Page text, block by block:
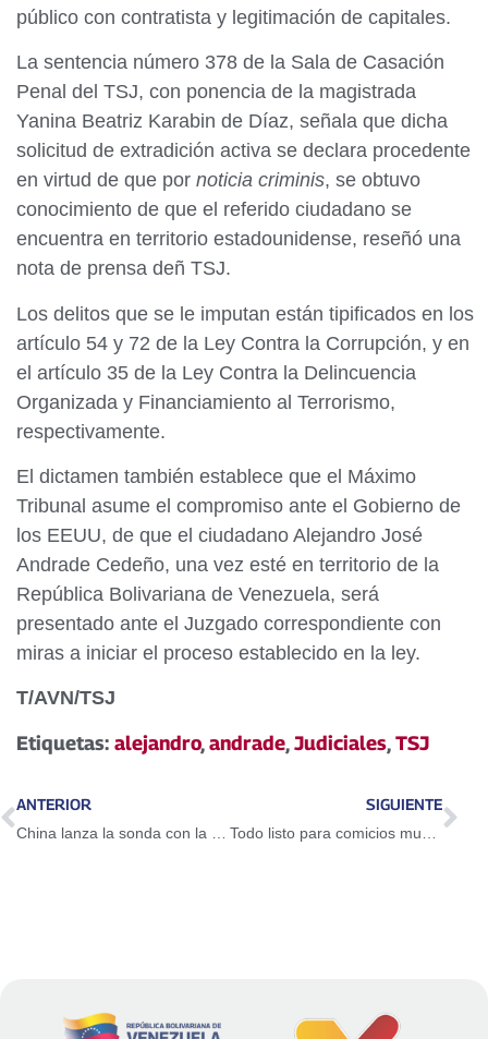
público con contratista y legitimación de capitales.
La sentencia número 378 de la Sala de Casación
Penal del TSJ, con ponencia de la magistrada
Yanina Beatriz Karabin de Díaz, señala que dicha
solicitud de extradición activa se declara procedente
en virtud de que por noticia criminis, se obtuvo
conocimiento de que el referido ciudadano se
encuentra en territorio estadounidense, reseñó una
nota de prensa deñ TSJ.
Los delitos que se le imputan están tipificados en los
artículo 54 y 72 de la Ley Contra la Corrupción, y en
el artículo 35 de la Ley Contra la Delincuencia
Organizada y Financiamiento al Terrorismo,
respectivamente.
El dictamen también establece que el Máximo
Tribunal asume el compromiso ante el Gobierno de
los EEUU, de que el ciudadano Alejandro José
Andrade Cedeño, una vez esté en territorio de la
República Bolivariana de Venezuela, será
presentado ante el Juzgado correspondiente con
miras a iniciar el proceso establecido en la ley.
T/AVN/TSJ
Etiquetas: alejandro,andrade,Judiciales,TSJ
ANTERIOR SIGUIENTE